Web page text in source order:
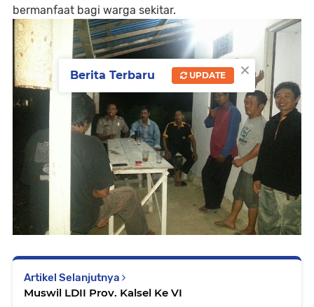
bermanfaat bagi warga sekitar.
Artikel Selanjutnya
Muswil LDII Prov. Kalsel Ke VI
×
Berita Terbaru UPDATE